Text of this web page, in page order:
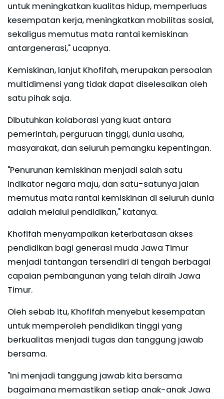
untuk meningkatkan kualitas hidup, memperluas
kesempatan kerja, meningkatkan mobilitas sosial,
sekaligus memutus mata rantai kemiskinan
antargenerasi," ucapnya.
Kemiskinan, lanjut Khofifah, merupakan persoalan
multidimensi yang tidak dapat diselesaikan oleh
satu pihak saja.
Dibutuhkan kolaborasi yang kuat antara
pemerintah, perguruan tinggi, dunia usaha,
masyarakat, dan seluruh pemangku kepentingan.
"Penurunan kemiskinan menjadi salah satu
indikator negara maju, dan satu-satunya jalan
memutus mata rantai kemiskinan di seluruh dunia
adalah melalui pendidikan," katanya.
Khofifah menyampaikan keterbatasan akses
pendidikan bagi generasi muda Jawa Timur
menjadi tantangan tersendiri di tengah berbagai
capaian pembangunan yang telah diraih Jawa
Timur.
Oleh sebab itu, Khofifah menyebut kesempatan
untuk memperoleh pendidikan tinggi yang
berkualitas menjadi tugas dan tanggung jawab
bersama.
"Ini menjadi tanggung jawab kita bersama
bagaimana memastikan setiap anak-anak Jawa